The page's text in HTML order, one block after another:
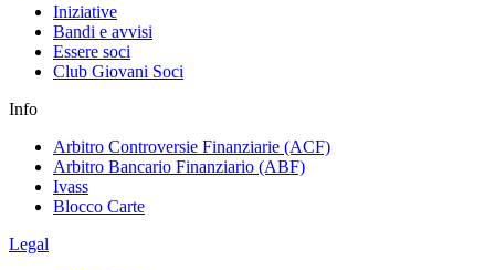
Iniziative
Bandi e avvisi
Essere soci
Club Giovani Soci
Info
Arbitro Controversie Finanziarie (ACF)
Arbitro Bancario Finanziario (ABF)
Ivass
Blocco Carte
Legal